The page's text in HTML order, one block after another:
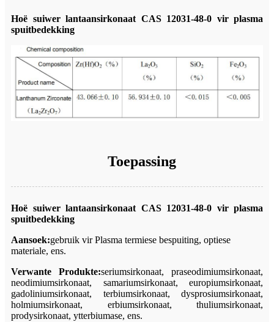
Hoë suiwer lantaansirkonaat CAS 12031-48-0 vir plasma
spuitbedekking
Toepassing
Hoë suiwer lantaansirkonaat CAS 12031-48-0 vir plasma
spuitbedekking
Aansoek:gebruik vir Plasma termiese bespuiting, optiese
materiale, ens.
Verwante Produkte:seriumsirkonaat, praseodimiumsirkonaat,
neodimiumsirkonaat, samariumsirkonaat, europiumsirkonaat,
gadoliniumsirkonaat, terbiumsirkonaat, dysprosiumsirkonaat,
holmiumsirkonaat, erbiumsirkonaat, thuliumsirkonaat,
prodysirkonaat, ytterbiumase, ens.